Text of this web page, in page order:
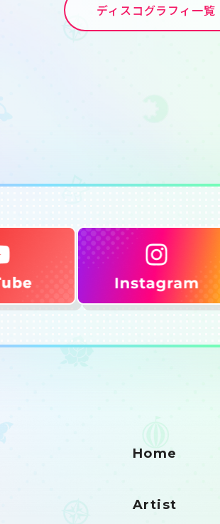
ディスコグラフィ一覧
Home
Artist